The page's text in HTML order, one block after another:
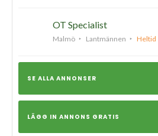
OT Specialist
Malmö Lantmännen Heltid
SE ALLA ANNONSER
LÄGG IN ANNONS GRATIS